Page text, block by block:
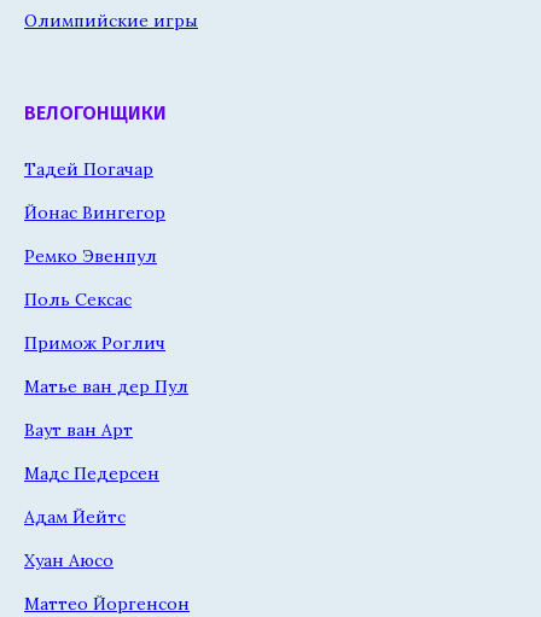
Олимпийские игры
ВЕЛОГОНЩИКИ
Тадей Погачар
Йонас Вингегор
Ремко Эвенпул
Поль Сексас
Примож Роглич
Матье ван дер Пул
Ваут ван Арт
Мадс Педерсен
Адам Йейтс
Хуан Аюсо
Маттео Йоргенсон